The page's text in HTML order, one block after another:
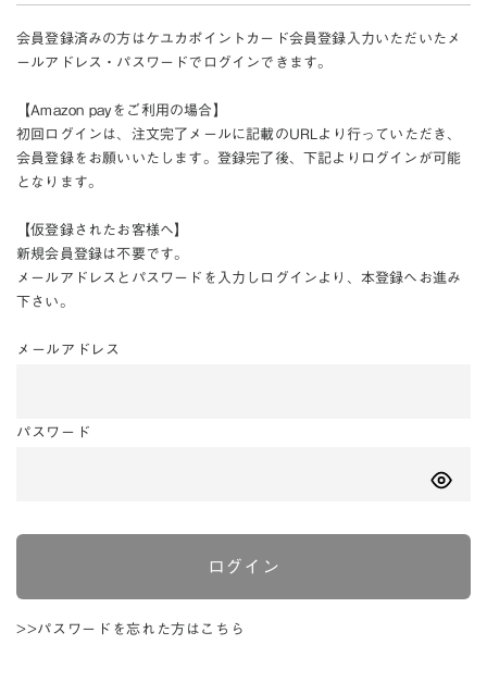
会員登録済みの方はケユカポイントカード会員登録入力いただいたメ
ールアドレス・パスワードでログインできます。
【Amazon payをご利用の場合】
初回ログインは、注文完了メールに記載のURLより行っていただき、
会員登録をお願いいたします。登録完了後、下記よりログインが可能
となります。
【仮登録されたお客様へ】
新規会員登録は不要です。
メールアドレスとパスワードを入力しログインより、本登録へお進み
下さい。
メールアドレス
パスワード
ログイン
>>パスワードを忘れた方はこちら